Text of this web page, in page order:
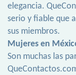
elegancia.
serio y fiable que
sus miembros.
Mujeres en
Son muchas las